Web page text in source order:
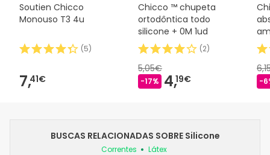
Soutien Chicco
Monouso T3 4u
(5)
7,41€
Chicco ™ chupeta
ortodôntica todo
silicone + 0M 1ud
(2)
5,05€
-17% 4,19€ -
BUSCAS RELACIONADAS SOBRE Silicone
Correntes Látex